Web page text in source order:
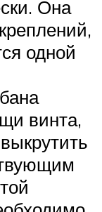
Она
одной
винта,